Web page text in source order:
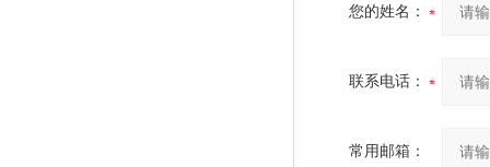
您的姓名：
联系电话：
常用邮箱：